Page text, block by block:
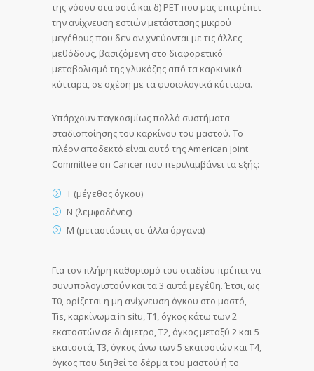
της νόσου στα οστά και δ) ΡΕΤ που μας επιτρέπει
την ανίχνευση εστιών μετάστασης μικρού
μεγέθους που δεν ανιχνεύονται με τις άλλες
μεθόδους, βασιζόμενη στο διαφορετικό
μεταβολισμό της γλυκόζης από τα καρκινικά
κύτταρα, σε σχέση με τα φυσιολογικά κύτταρα.
Υπάρχουν παγκοσμίως πολλά συστήματα
σταδιοποίησης του καρκίνου του μαστού. Το
πλέον αποδεκτό είναι αυτό της American Joint
Committee on Cancer που περιλαμβάνει τα εξής:
Τ (μέγεθος όγκου)
Ν (λεμφαδένες)
Μ (μεταστάσεις σε άλλα όργανα)
Για τον πλήρη καθορισμό του σταδίου πρέπει να
συνυπολογιστούν και τα 3 αυτά μεγέθη. Έτσι, ως
Τ0, ορίζεται η μη ανίχνευση όγκου στο μαστό,
Τis, καρκίνωμα in situ, Τ1, όγκος κάτω των 2
εκατοστών σε διάμετρο, Τ2, όγκος μεταξύ 2 και 5
εκατοστά, Τ3, όγκος άνω των 5 εκατοστών και Τ4,
όγκος που διηθεί το δέρμα του μαστού ή το